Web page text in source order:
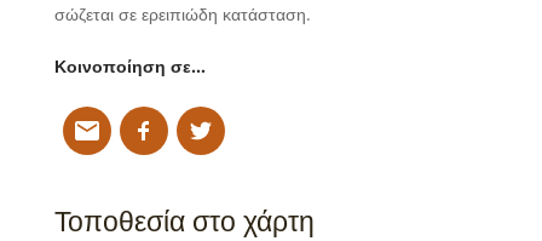
σώζεται σε ερειπιώδη κατάσταση.
Κοινοποίηση σε…
Τοποθεσία στο χάρτη